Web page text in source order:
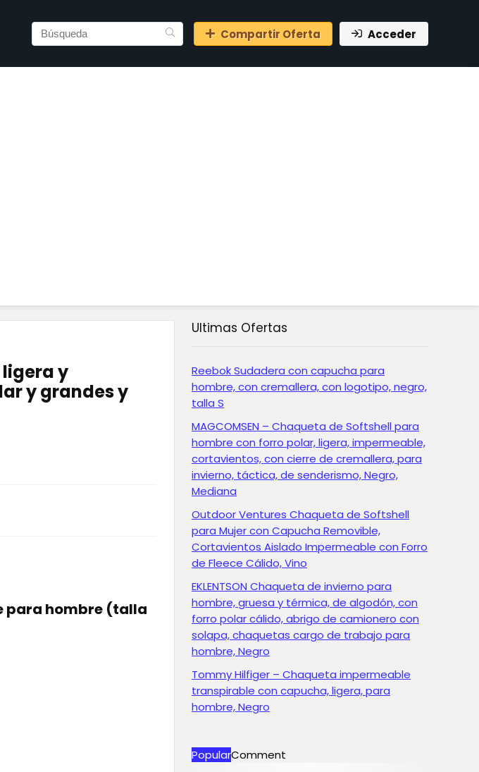
Compartir Oferta Acceder
y
y grandes y
para hombre (talla
Ultimas Ofertas
Reebok Sudadera con capucha para
hombre, con cremallera, con logotipo, negro,
talla S
MAGCOMSEN – Chaqueta de Softshell para
hombre con forro polar, ligera, impermeable,
cortavientos, con cierre de cremallera, para
invierno, táctica, de senderismo, Negro,
Mediana
Outdoor Ventures Chaqueta de Softshell
para Mujer con Capucha Removible,
Cortavientos Aislado Impermeable con Forro
de Fleece Cálido, Vino
EKLENTSON Chaqueta de invierno para
hombre, gruesa y térmica, de algodón, con
forro polar cálido, abrigo de camionero con
solapa, chaquetas cargo de trabajo para
hombre, Negro
Tommy Hilfiger – Chaqueta impermeable
transpirable con capucha, ligera, para
hombre, Negro
PopularComment